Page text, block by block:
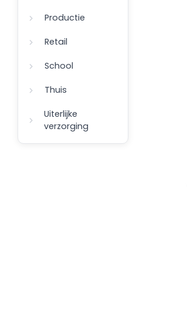
Productie
Retail
School
Thuis
Uiterlijke
verzorging